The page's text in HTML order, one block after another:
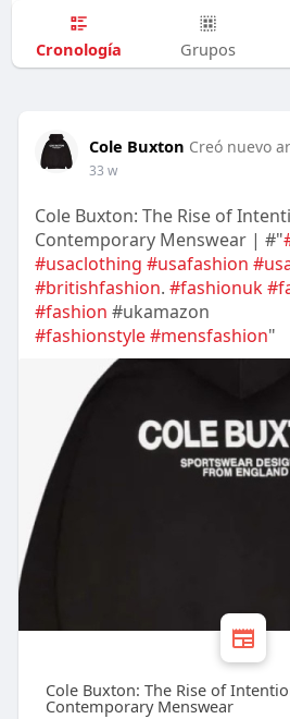
Cronología Grupos
Cole Buxton Creó nuevo
33 w
Cole Buxton: The Rise of
Contemporary Menswear | #"
#usaclothing #usafashion
#britishfashion. #fashionuk
#fashion #ukamazon
#fashionstyle#mensfashion"
Cole Buxton: The Rise of
Contemporary Menswear